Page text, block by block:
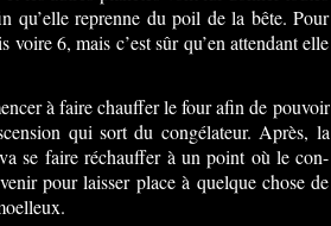
qu’elle reprenne du poil de la bête. Pour
6, mais c’est sûr qu’en attendant elle
à faire chauffer le four afin de pouvoir
qui sort du congélateur. Après, la
se faire réchauffer à un point où le con-
pour laisser place à quelque chose de